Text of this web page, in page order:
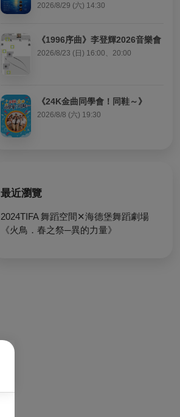
2026/8/29 (六) 14:30
《1996序曲》李登輝2026音樂會
2026/8/23 (日) 16:00、20:00
《24K金曲同學會！同鞋～》
2026/8/8 (六) 19:30
最近瀏覽
2024TIFA 舞蹈空間✕海德堡舞蹈劇場
《火鳥．春之祭─異的力量》